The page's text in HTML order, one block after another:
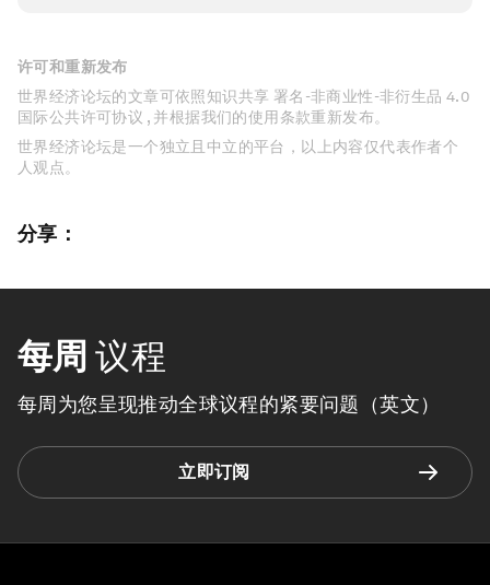
许可和重新发布
世界经济论坛的文章可依照知识共享 署名-非商业性-非衍生品 4.0
国际公共许可协议 , 并根据我们的使用条款重新发布。
世界经济论坛是一个独立且中立的平台，以上内容仅代表作者个
人观点。
分享：
每周 议程
每周为您呈现推动全球议程的紧要问题（英文）
立即订阅